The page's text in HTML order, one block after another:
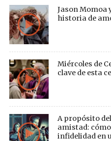
Jason Momoa
historia de
Miércoles de
clave de esta
A propósito
amistad:
infidelidad en